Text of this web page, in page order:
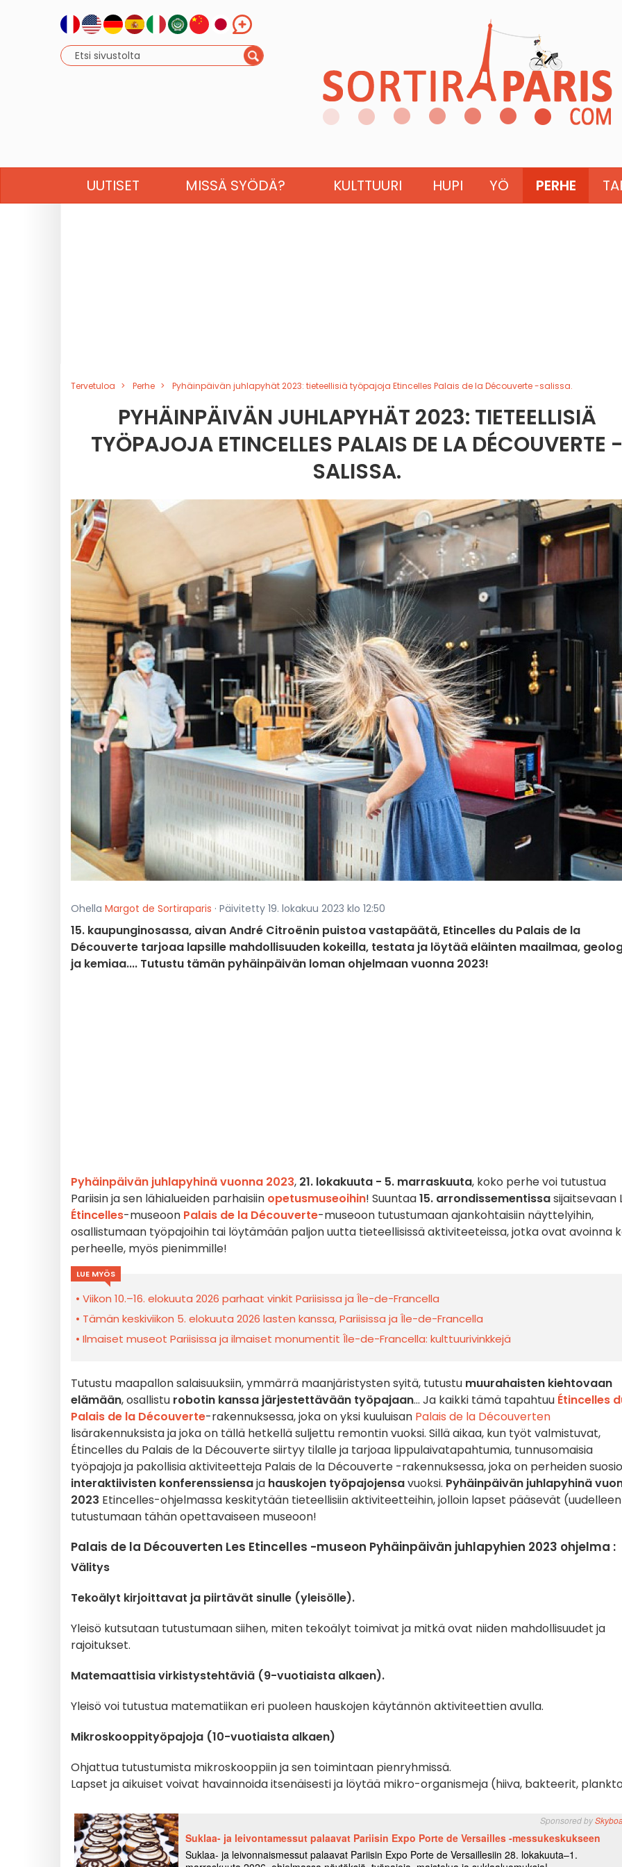
UUTISET MISSÄ SYÖDÄ? KULTTUURI HUPI YÖ PERHE
Tervetuloa Perhe Pyhäinpäivän juhlapyhät 2023: tieteellisiä työpajoja Etincelles Palais de la Découverte -salissa.
PYHÄINPÄIVÄN JUHLAPYHÄT 2023: TIETEELLISIÄ
TYÖPAJOJA ETINCELLES PALAIS DE LA DÉCOUVERTE
SALISSA.
Ohella Margot de Sortiraparis · Päivitetty 19. lokakuu 2023 klo 12:50
15. kaupunginosassa, aivan André Citroënin puistoa vastapäätä, Etincelles du Palais de la
Découverte tarjoaa lapsille mahdollisuuden kokeilla, testata ja löytää eläinten maailmaa,
ja kemiaa.... Tutustu tämän pyhäinpäivän loman ohjelmaan vuonna 2023!
Pyhäinpäivän juhlapyhinä vuonna 2023, 21. lokakuuta - 5. marraskuuta, koko perhe voi tutustua
Pariisin ja sen lähialueiden parhaisiin opetusmuseoihin! Suuntaa15. arrondissementissasijaitsevaan
Étincelles-museoon Palais de la Découverte-museoon tutustumaan ajankohtaisiin näyttelyihin,
osallistumaan työpajoihin tai löytämään paljon uutta tieteellisissä aktiviteeteissa, jotka ovat avoinna
perheelle, myös pienimmille!
LUE MYÖS
Viikon 10.–16. elokuuta 2026 parhaat vinkit Pariisissa ja Île-de-Francella
Tämän keskiviikon 5. elokuuta 2026 lasten kanssa, Pariisissa ja Île-de-Francella
Ilmaiset museot Pariisissa ja ilmaiset monumentit Île-de-Francella: kulttuurivinkkejä
Tutustu maapallon salaisuuksiin, ymmärrä maanjäristysten syitä, tutustu muurahaisten kiehtovaan
elämään, osallistu robotin kanssa järjestettävään työpajaan... Ja kaikki tämä tapahtuu Étincelles
Palais de la Découverte-rakennuksessa, joka on yksi kuuluisan Palais de la Découverten
lisärakennuksista ja joka on tällä hetkellä suljettu remontin vuoksi. Sillä aikaa, kun työt valmistuvat,
Étincelles du Palais de la Découverte siirtyy tilalle ja tarjoaa lippulaivatapahtumia, tunnusomaisia
työpajoja ja pakollisia aktiviteetteja Palais de la Découverte -rakennuksessa, joka on perheiden
interaktiivisten konferenssiensaja hauskojen työpajojensavuoksi. Pyhäinpäivän juhlapyhinä
2023 Etincelles-ohjelmassa keskitytään tieteellisiin aktiviteetteihin, jolloin lapset pääsevät
tutustumaan tähän opettavaiseen museoon!
Palais de la Découverten Les Etincelles -museon Pyhäinpäivän juhlapyhien 2023 ohjelma :
Välitys
Tekoälyt kirjoittavat ja piirtävät sinulle (yleisölle).
Yleisö kutsutaan tutustumaan siihen, miten tekoälyt toimivat ja mitkä ovat niiden mahdollisuudet ja
rajoitukset.
Matemaattisia virkistystehtäviä (9-vuotiaista alkaen).
Yleisö voi tutustua matematiikan eri puoleen hauskojen käytännön aktiviteettien avulla.
Mikroskooppityöpajoja (10-vuotiaista alkaen)
Ohjattua tutustumista mikroskooppiin ja sen toimintaan pienryhmissä.
Lapset ja aikuiset voivat havainnoida itsenäisesti ja löytää mikro-organismeja (hiiva, bakteerit,